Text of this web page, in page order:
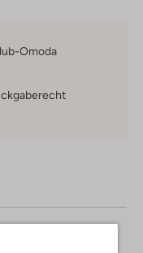
Omoda